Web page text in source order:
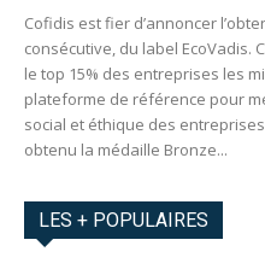
Cofidis est fier d’annoncer
consécutive, du label EcoVadis.
le top 15% des entreprises les
plateforme de référence pour
social et éthique des
obtenu la médaille Bronze...
LES + POPULAIRES